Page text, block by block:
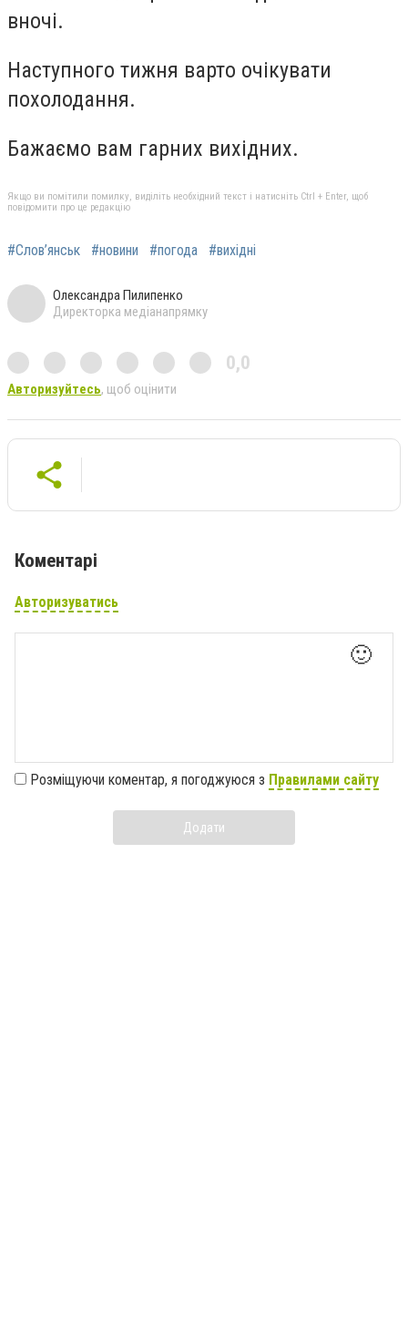
вночі.
Наступного тижня варто очікувати
похолодання.
Бажаємо вам гарних вихідних.
Якщо ви помітили помилку, виділіть необхідний текст і натисніть Ctrl + Enter, щоб
повідомити про це редакцію
#Слов’янськ #новини #погода #вихідні
Олександра Пилипенко
Директорка медіанапрямку
0,0
Авторизуйтесь, щоб оцінити
Коментарі
Авторизуватись
🙂
Розміщуючи коментар, я погоджуюся з Правилами сайту
Додати